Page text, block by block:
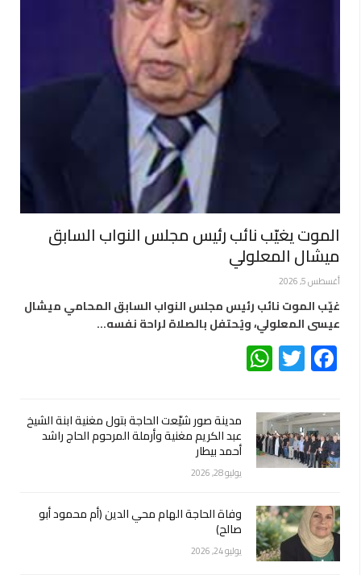
الموت يغيّب نائب رئيس مجلس النواب السابق
ميشال المعلولي
أغسطس 5, 2026
غيّب الموت نائب رئيس مجلس النواب السابق المحامي ميشال
عيسى المعلولي، ويُحتفل بالصلاة لراحة نفسه…
Facebook
Twitter
مدينة صور شيّعت الحاجة بتول مغنية ابنة الشيخ
عبد الكريم مغنية وأرملة المرحوم الحاج راشد
أحمد بيطار
يوليو 28, 2026
وفاة الحاجة الهام محي الدين (أم محمود أبو
صالح)
يوليو 24, 2026